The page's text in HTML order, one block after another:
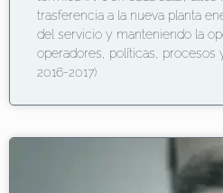
trasferencia a la nueva planta
del servicio y manteniendo la
operadores, políticas, procesos
2016-2017)